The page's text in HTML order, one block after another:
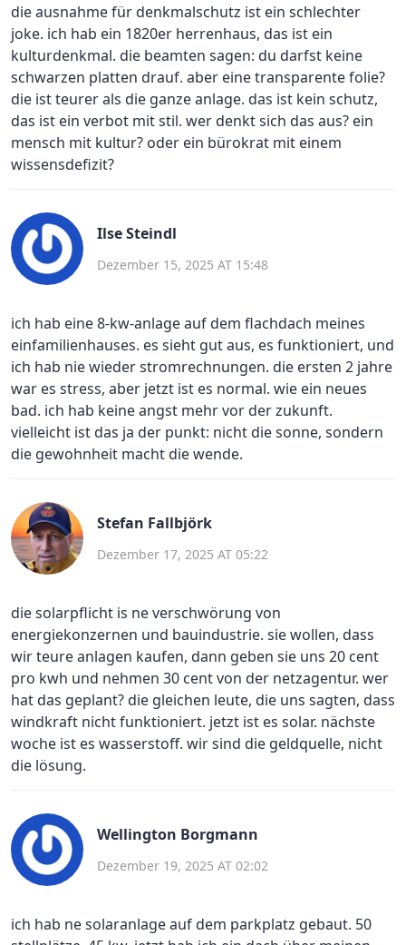
die ausnahme für denkmalschutz ist ein schlechter
joke. ich hab ein 1820er herrenhaus, das ist ein
kulturdenkmal. die beamten sagen: du darfst keine
schwarzen platten drauf. aber eine transparente folie?
die ist teurer als die ganze anlage. das ist kein schutz,
das ist ein verbot mit stil. wer denkt sich das aus? ein
mensch mit kultur? oder ein bürokrat mit einem
wissensdefizit?
Ilse Steindl
Dezember 15, 2025 AT 15:48
ich hab eine 8-kw-anlage auf dem flachdach meines
einfamilienhauses. es sieht gut aus, es funktioniert, und
ich hab nie wieder stromrechnungen. die ersten 2 jahre
war es stress, aber jetzt ist es normal. wie ein neues
bad. ich hab keine angst mehr vor der zukunft.
vielleicht ist das ja der punkt: nicht die sonne, sondern
die gewohnheit macht die wende.
Stefan Fallbjörk
Dezember 17, 2025 AT 05:22
die solarpflicht is ne verschwörung von
energiekonzernen und bauindustrie. sie wollen, dass
wir teure anlagen kaufen, dann geben sie uns 20 cent
pro kwh und nehmen 30 cent von der netzagentur. wer
hat das geplant? die gleichen leute, die uns sagten, dass
windkraft nicht funktioniert. jetzt ist es solar. nächste
woche ist es wasserstoff. wir sind die geldquelle, nicht
die lösung.
Wellington Borgmann
Dezember 19, 2025 AT 02:02
ich hab ne solaranlage auf dem parkplatz gebaut. 50